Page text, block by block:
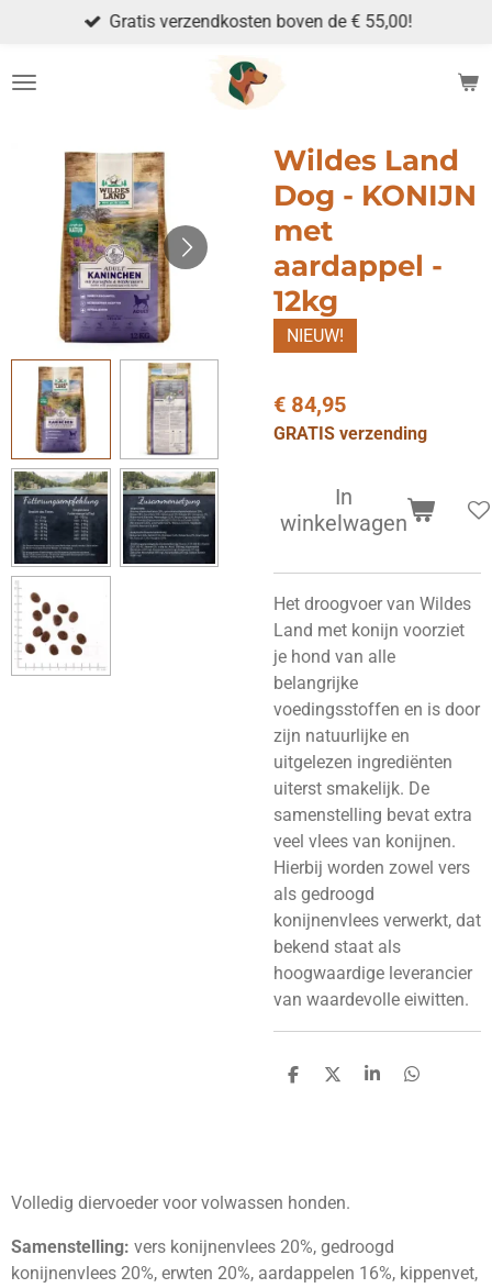
naar
Gratis verzendkosten boven de € 55,00!
Wildes Land
Dog - KONIJN
met
aardappel -
12kg
NIEUW!
€ 84,95
GRATIS verzending
In
winkelwagen
Het droogvoer van Wildes
Land met konijn voorziet
je hond van alle
belangrijke
voedingsstoffen en is door
zijn natuurlijke en
uitgelezen ingrediënten
uiterst smakelijk. De
samenstelling bevat extra
veel vlees van konijnen.
Hierbij worden zowel vers
als gedroogd
konijnenvlees verwerkt, dat
bekend staat als
hoogwaardige leverancier
van waardevolle eiwitten.
D
D
S
D
Volledig diervoeder voor volwassen honden.
Samenstelling: vers konijnenvlees 20%, gedroogd
konijnenvlees 20%, erwten 20%, aardappelen 16%, kippenvet,